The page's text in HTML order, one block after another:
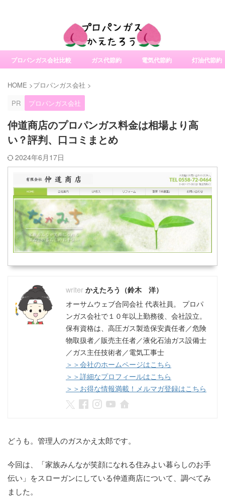
プロパンガス会社比較 ガス代節約 電気代節約 灯油代節約
HOME >プロパンガス会社 >
PR
プロパンガス会社
仲道商店のプロパンガス料金は相場より高
い？評判、口コミまとめ
2024年6月17日
かえたろう（鈴木 洋）
オーサムウェブ合同会社 代表社員。 プロパ
ンガス会社で１０年以上勤務後、会社設立。
保有資格は、高圧ガス製造保安責任者／危険
物取扱者／販売主任者／液化石油ガス設備士
／ガス主任技術者／電気工事士
＞＞会社のホームページはこちら
＞＞詳細なプロフィールはこちら
＞＞お得な情報満載！メルマガ登録はこちら
どうも。管理人のガスかえ太郎です。
今回は、「家族みんなが笑顔になれる住みよい暮らしのお手
伝い」をスローガンにしている仲道商店について、調べてみ
ました。